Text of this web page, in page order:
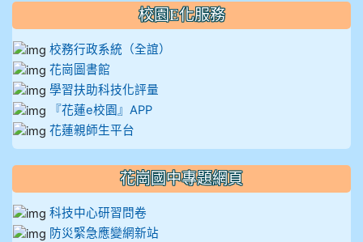
校園E化服務
校務行政系統（全誼）
花崗圖書館
學習扶助科技化評量
『花蓮e校園』APP
花蓮親師生平台
花崗國中專題網頁
科技中心研習問卷
防災緊急應變網新站